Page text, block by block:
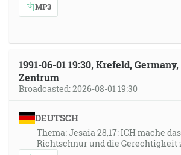
MP3
1991-06-01 19:30, Krefeld,
Zentrum
Broadcasted: 2026-08-01 19:30
DEUTSCH
Thema: Jesaia 28,17: ICH mache
Richtschnur und die Gerechtigkeit